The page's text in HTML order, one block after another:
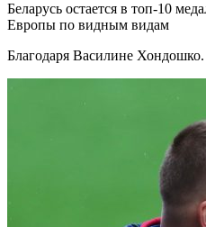
Беларусь остается в топ-10
Европы по видным видам
Благодаря Василине Хондошко.